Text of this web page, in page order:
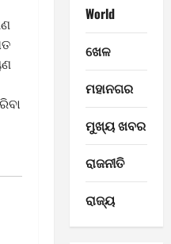
World
ଖେଳ
ମହାନଗର
ମୁଖ୍ୟ ଖବର
ରାଜନୀତି
ରାଜ୍ୟ
E-Paper
7
-
8
2
0
E-Paper